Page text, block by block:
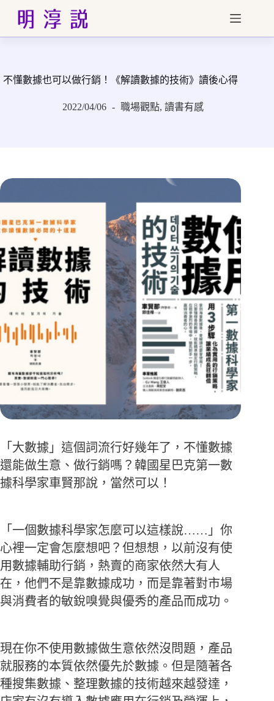
主
容不懂數據也可以做行銷！《解讀數據的技術》讀後心得
2022/04/06 職場觀點, 讀書有感
「大數據」這個詞流行好幾年了，不懂數據
還能做生意、做行銷嗎？韓國星巴克第一數
據科學家車賢那說，當然可以！
「一個數據科學家怎麼可以這樣說……」你
心裡一定會怎麼想吧？但想想，以前沒有使
用數據輔助行銷，熱賣的商家依然大有人
在，他們不是靠數據成功，而是靠著對市場
與消費者的敏銳嗅覺與優秀的產品而成功。
現在你不使用數據做生意依然沒問題，產品
就服務的本質依然優先於數據。但是隨著各
種搜集數據、整理數據的技術越來越發達，